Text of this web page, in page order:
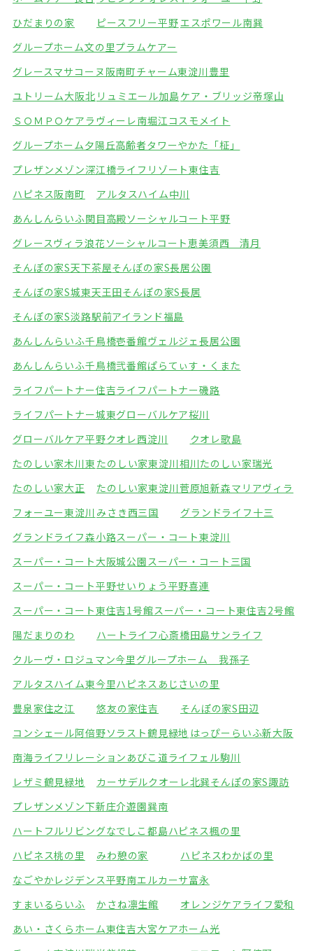
ひだまりの家
ピースフリー平野エスポワール南巽
グループホーム文の里プラムケアー
グレースマサコーヌ阪南町チャーム東淀川豊里
ユトリーム大阪北 リュミエール加島ケア・ブリッジ帝塚山
ＳＯＭＰＯケアラヴィーレ南堀江コスモメイト
グループホーム夕陽丘高齢者タワーやかた「柾」
プレザンメゾン深江橋ライフリゾート東住吉
ハピネス阪南町
アルタスハイム中川
あんしんらいふ関目高殿ソーシャルコート平野
グレースヴィラ浪花ソーシャルコート恵美須西 清月
そんぽの家S天下茶屋そんぽの家S長居公園
そんぽの家S城東天王田そんぽの家S長居
そんぽの家S淡路駅前アイランド福島
あんしんらいふ千鳥橋壱番館ヴェルジェ長居公園
あんしんらいふ千鳥橋弐番館ぱらてぃす・くまた
ライフパートナー住吉ライフパートナー磯路
ライフパートナー城東グローバルケア桜川
グローバルケア平野クオレ西淀川
クオレ歌島
たのしい家木川東 たのしい家東淀川相川たのしい家瑞光
たのしい家大正
たのしい家東淀川菅原旭新森マリアヴィラ
フォーユー東淀川 みさき西三国
グランドライフ十三
グランドライフ森小路スーパー・コート東淀川
スーパー・コート大阪城公園スーパー・コート三国
スーパー・コート平野せいりょう平野喜連
スーパー・コート東住吉1号館スーパー・コート東住吉2号館
陽だまりのわ
ハートライフ心斎橋田島サンライフ
クルーヴ・ロジュマン今里 グループホーム 我孫子
アルタスハイム東今里ハピネスあじさいの里
豊泉家住之江
悠友の家住吉
そんぽの家S田辺
コンシェール阿倍野ソラスト鶴見緑地 はっぴーらいふ新大阪
南海ライフリレーションあびこ道ライフェル駒川
レザミ鶴見緑地
カーサデルクオーレ北巽そんぽの家S諏訪
プレザンメゾン下新庄介遊園巽南
ハートフルリビングなでしこ都島ハピネス楓の里
ハピネス桃の里
みわ憩の家
ハピネスわかばの里
なごやかレジデンス平野南エルカーサ富永
すまいるらいふ
かさね凛生館
オレンジケアライフ愛和
あい・さくらホーム東住吉大宮ケアホーム光